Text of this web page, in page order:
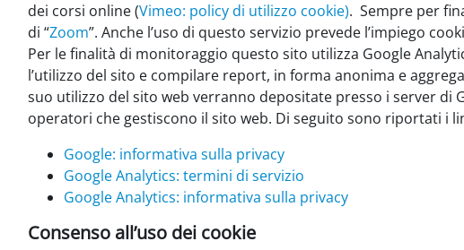
dei corsi online (Vimeo: policy di utilizzo cookie). Sempre per
di “Zoom”. Anche l’uso di questo servizio prevede l’impiego
Per le finalità di monitoraggio questo sito utilizza Google
l’utilizzo del sito e compilare report, in forma anonima e
suo utilizzo del sito web verranno depositate presso i server
operatori che gestiscono il sito web. Di seguito sono riportati i
Google: informativa sulla privacy
Google Analytics: termini di servizio
Google Analytics: informativa sulla privacy
Consenso all’uso dei cookie